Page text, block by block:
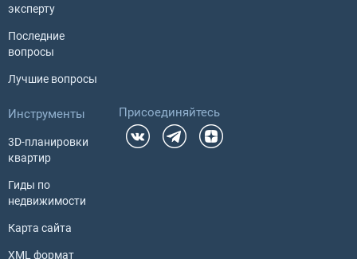
эксперту
Последние
вопросы
Лучшие вопросы
Инструменты
3D-планировки
квартир
Гиды по
недвижимости
Карта сайта
XML формат
Присоединяйтесь